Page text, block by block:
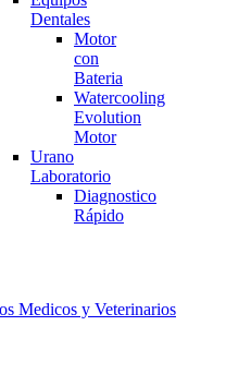
Dentales
Motor
con
Bateria
Watercooling
Evolution
Motor
Urano
Laboratorio
Diagnostico
Rápido